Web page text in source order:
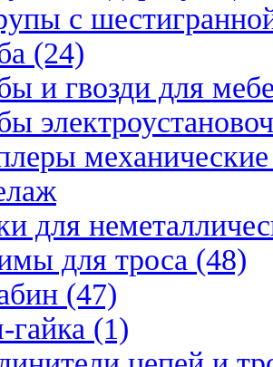
с
(24)
и гвозди для
для
для троса (48)
(47)
(1)